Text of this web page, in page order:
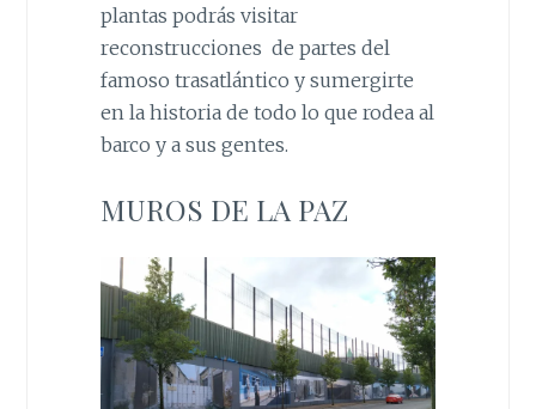
plantas podrás visitar
reconstrucciones de partes del
famoso trasatlántico y sumergirte
en la historia de todo lo que rodea al
barco y a sus gentes.
MUROS DE LA PAZ